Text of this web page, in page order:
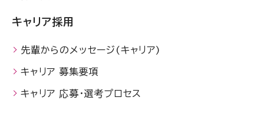
キャリア採用
先輩からのメッセージ(キャリア)
キャリア 募集要項
キャリア 応募・選考プロセス